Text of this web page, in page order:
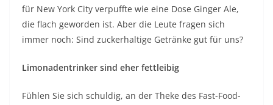
für New York City verpuffte wie eine Dose Ginger Ale,
die flach geworden ist. Aber die Leute fragen sich
immer noch: Sind zuckerhaltige Getränke gut für uns?
Limonadentrinker sind eher fettleibig
Fühlen Sie sich schuldig, an der Theke des Fast-Food-